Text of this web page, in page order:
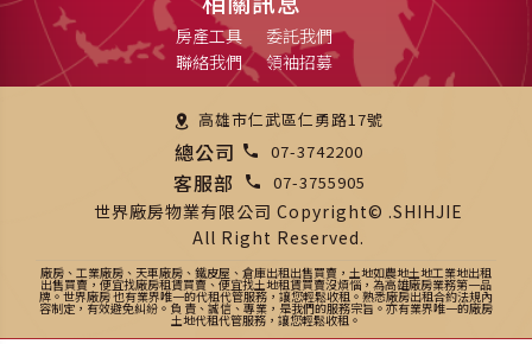
房產工具
委託我們
聯絡我們
領袖招募
高雄市仁武區仁勇路17號
總公司 07-3742200
客服部 07-3755905
世界廠房物業有限公司 Copyright© .SHIHJIE
All Right Reserved.
廠房、工業廠房、天車廠房、鐵皮屋、倉庫出租出售買賣，土地如農地土地工業地出租
出售買賣，便宜找廠房租賃買賣、便宜找土地租賃買賣沒煩惱，為高雄廠房業務第一品
牌。世界廠房 也有業界唯一的代租代管服務，讓您輕鬆收租。熟悉廠房出租合約法規內
容制定，有效避免糾紛。負 責、誠信、專業，是我們的服務宗旨。亦有業界唯一的廠房
土地代租代管服務，讓您輕鬆收租。